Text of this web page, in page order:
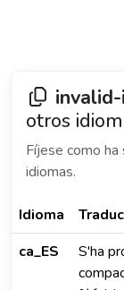
otros
Fíjese como
idiomas.
Idioma
ca_ES
S'ha